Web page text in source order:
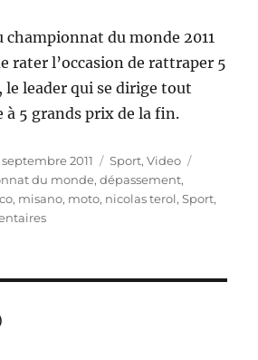
championnat du monde 2011
rater l’occasion de rattraper 5
, le leader qui se dirige tout
5 grands prix de la fin.
septembre 2011 Catégories
Sport,Video
du monde,dépassement,
, misano, moto, nicolas terol,Sport,
sur